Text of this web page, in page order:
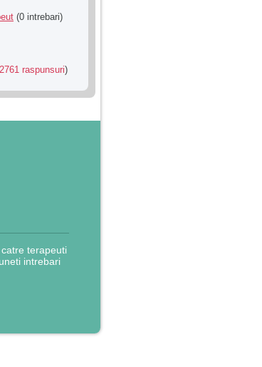
(0 intrebari)
2761 raspunsuri)
terapeuti
intrebari